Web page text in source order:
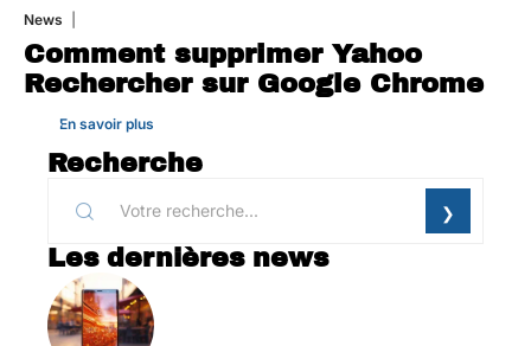
News
Comment supprimer Yahoo
Rechercher sur Google Chrome
En savoir plus
Recherche
Les dernières news